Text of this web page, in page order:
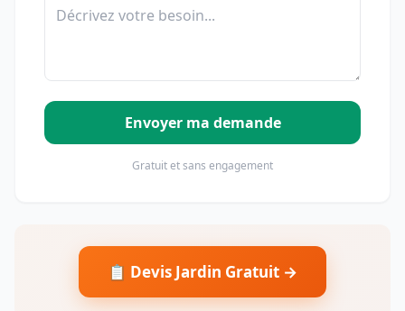
Envoyer ma demande
Gratuit et sans engagement
📋 Devis Jardin Gratuit →